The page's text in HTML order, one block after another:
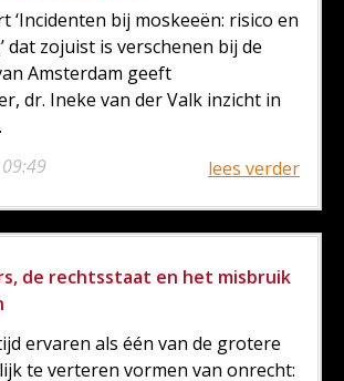
‘Incidenten bij moskeeën: risico en
dat zojuist is verschenen bij de
Amsterdam geeft
dr. Ineke van der Valk inzicht in
lees verder
de rechtsstaat en het misbruik
ervaren als één van de grotere
te verteren vormen van onrecht: